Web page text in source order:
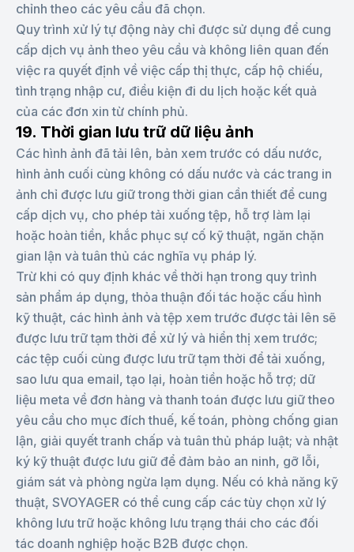
chỉnh theo các yêu cầu đã chọn.
Quy trình xử lý tự động này chỉ được sử dụng để cung
cấp dịch vụ ảnh theo yêu cầu và không liên quan đến
việc ra quyết định về việc cấp thị thực, cấp hộ chiếu,
tình trạng nhập cư, điều kiện đi du lịch hoặc kết quả
của các đơn xin từ chính phủ.
19. Thời gian lưu trữ dữ liệu ảnh
Các hình ảnh đã tải lên, bản xem trước có dấu nước,
hình ảnh cuối cùng không có dấu nước và các trang in
ảnh chỉ được lưu giữ trong thời gian cần thiết để cung
cấp dịch vụ, cho phép tải xuống tệp, hỗ trợ làm lại
hoặc hoàn tiền, khắc phục sự cố kỹ thuật, ngăn chặn
gian lận và tuân thủ các nghĩa vụ pháp lý.
Trừ khi có quy định khác về thời hạn trong quy trình
sản phẩm áp dụng, thỏa thuận đối tác hoặc cấu hình
kỹ thuật, các hình ảnh và tệp xem trước được tải lên sẽ
được lưu trữ tạm thời để xử lý và hiển thị xem trước;
các tệp cuối cùng được lưu trữ tạm thời để tải xuống,
sao lưu qua email, tạo lại, hoàn tiền hoặc hỗ trợ; dữ
liệu meta về đơn hàng và thanh toán được lưu giữ theo
yêu cầu cho mục đích thuế, kế toán, phòng chống gian
lận, giải quyết tranh chấp và tuân thủ pháp luật; và nhật
ký kỹ thuật được lưu giữ để đảm bảo an ninh, gỡ lỗi,
giám sát và phòng ngừa lạm dụng. Nếu có khả năng kỹ
thuật, SVOYAGER có thể cung cấp các tùy chọn xử lý
không lưu trữ hoặc không lưu trạng thái cho các đối
tác doanh nghiệp hoặc B2B được chọn.